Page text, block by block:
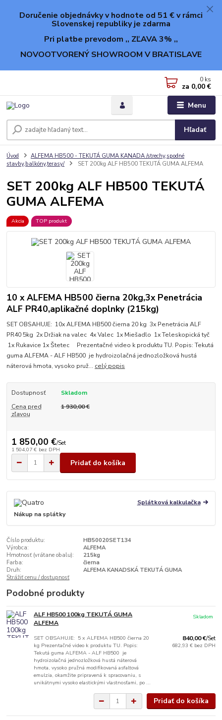
Doručenie objednávky v hodnote od 51 € v rámci
Slovenskej republiky je zdarma
Pri platbe prevodom ,, ZĽAVA 3% ,,
NOVOOTVORENÝ SHOWROOM V BRATISLAVE
Menu
Hľadať
0 ks
za 0,00 €
Úvod
ALFEMA HB500 - TEKUTÁ GUMA KANADA /strechy,spodné
stavby,balkóny,terasy/
SET 200kg ALF HB500 TEKUTÁ GUMA ALFEMA
SET 200kg ALF HB500 TEKUTÁ
GUMA ALFEMA
Akcia TOP produkt
10 x ALFEMA HB500 čierna 20kg,3x Penetrácia
ALF PR40,aplikačné doplnky (215kg)
SET OBSAHUJE: 10x ALFEMA HB500 čierna 20 kg 3x Penetrácia ALF
PR40 5kg 2x Držiak na valec 4x Valec 1x Miešadlo 1x Teleskopická tyč
1x Rukavice 1x Štetec Prezentačné video k produktu TU. Popis: Tekutá
guma ALFEMA - ALF HB500 je hydroizolačná jednozložková hustá
náterová hmota, vysoko pruž... celý popis
Dostupnosť
Skladom
Cena pred
zľavou
1 930,00 €
1 850,00 €/Set
1 504,07 € bez DPH
Pridať do košíka
Splátková kalkulačka
Nákup na splátky
Číslo produktu:
HB50020SET134
Výrobca:
ALFEMA
Hmotnosť (vrátane obalu):
215kg
Farba:
čierna
Druh:
ALFEMA KANADSKÁ TEKUTÁ GUMA
Strážiť cenu / dostupnosť
Podobné produkty
ALF HB500 100kg TEKUTÁ GUMA
ALFEMA
SET OBSAHUJE: 5 x ALFEMA HB500 čierna 20
kg Prezentačné video k produktu TU. Popis:
Tekutá guma ALFEMA - ALF HB500 je
hydroizolačná jednozložková hustá náterová
hmota, vysoko pružná modifikovaná asfaltová
emulzia, okamžite pripravená k spracovaniu, s
unikátnymi vysoko elastickými vlastnosťami, po ...
840,00 €/Set
682,93 € bez DPH
Skladom
Pridať do košíka